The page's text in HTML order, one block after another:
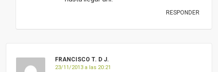
RESPONDER
FRANCISCO T. D J.
23/11/2013 a las 20:21